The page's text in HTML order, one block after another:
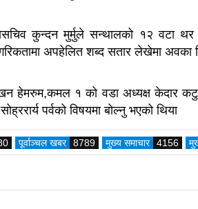
कुन्दन मुर्मुले सन्थालको १२ वटा थर
अपहेलित शब्द सतार लेखेमा
हेमरुम,कमल १ को वडा अध्यक्ष केदार
पर्वको विषयमा बोल्नु भएको थिया
पूर्वाञ्चल खबर 8789 मुख्य समाचार 4156